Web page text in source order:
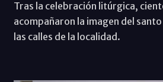
Tras la celebración litúrgica,
acompañaron la imagen del
las calles de la localidad.